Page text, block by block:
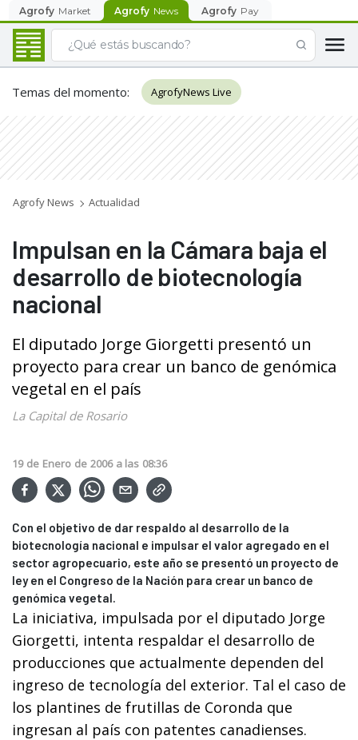
Agrofy Market Agrofy News Agrofy Pay
Temas del momento: AgrofyNews Live
Agrofy News Actualidad
Impulsan en la Cámara baja el
desarrollo de biotecnología
nacional
El diputado Jorge Giorgetti presentó un
proyecto para crear un banco de genómica
vegetal en el país
La Capital de Rosario
19 de Enero de 2006 a las 08:36
Con el objetivo de dar respaldo al desarrollo de la
biotecnología nacional e impulsar el valor agregado en el
sector agropecuario, este año se presentó un proyecto de
ley en el Congreso de la Nación para crear un banco de
genómica vegetal.
La iniciativa, impulsada por el diputado Jorge
Giorgetti, intenta respaldar el desarrollo de
producciones que actualmente dependen del
ingreso de tecnología del exterior. Tal el caso de
los plantines de frutillas de Coronda que
ingresan al país con patentes canadienses.